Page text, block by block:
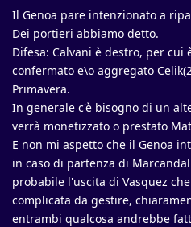
Il Genoa pare intenzionato a
Dei portieri abbiamo detto.
Difesa: Calvani è destro, per cui
confermato e\o aggregato
Primavera.
In generale c'è bisogno di un
verrà monetizzato o prestato
E non mi aspetto che il Genoa
in caso di partenza di
probabile l'uscita di Vasquez
complicata da gestire,
entrambi qualcosa andrebbe